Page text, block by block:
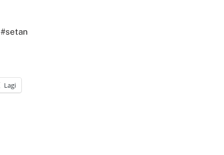
#setan
Lagi